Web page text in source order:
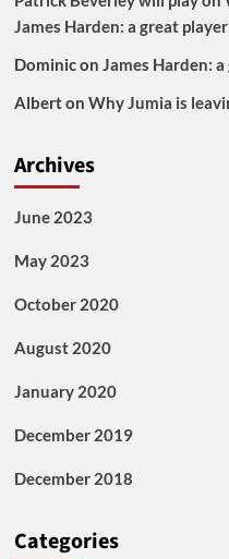
James Harden: a great player
Dominicon James Harden:
Alberton Why Jumia is
Archives
June 2023
May 2023
October 2020
August 2020
January 2020
December 2019
December 2018
Categories